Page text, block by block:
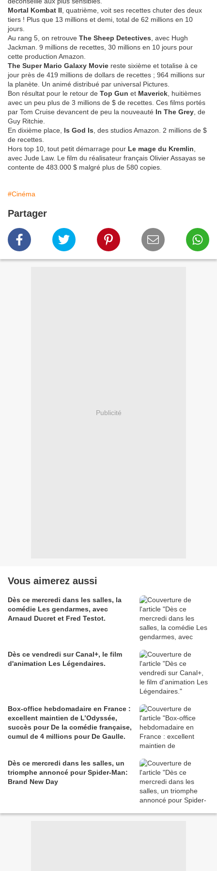
Mortal Kombat II , quatrième, voit ses recettes chuter des deux
tiers ! Plus que 13 millions et demi, total de 62 millions en 10
jours.
Au rang 5, on retrouve The Sheep Detectives , avec Hugh
Jackman. 9 millions de recettes, 30 millions en 10 jours pour
cette production Amazon.
The Super Mario Galaxy Movie reste sixième et totalise à ce
jour près de 419 millions de dollars de recettes ; 964 millions sur
la planète. Un animé distribué par universal Pictures.
Bon résultat pour le retour de Top Gun et Maverick , huitièmes
avec un peu plus de 3 millions de $ de recettes. Ces films portés
par Tom Cruise devancent de peu la nouveauté In The Grey , de
Guy Ritchie.
En dixième place, Is God Is , des studios Amazon. 2 millions de $
de recettes.
Hors top 10, tout petit démarrage pour Le mage du Kremlin
avec Jude Law. Le film du réalisateur français Olivier Assayas se
contente de 483.000 $ malgré plus de 580 copies.
#Cinéma
Partager
Publicité
Vous aimerez aussi
Dès ce mercredi dans les salles, la
comédie Les gendarmes, avec
Arnaud Ducret et Fred Testot.
Dès ce vendredi sur Canal+, le film
d'animation Les Légendaires.
Box-office hebdomadaire en France :
excellent maintien de L’Odyssée,
succès pour De la comédie française,
cumul de 4 millions pour De Gaulle.
Dès ce mercredi dans les salles, un
triomphe annoncé pour Spider-Man:
Brand New Day